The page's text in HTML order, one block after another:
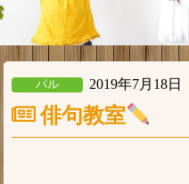
パル 2019年7月18日
俳句教室